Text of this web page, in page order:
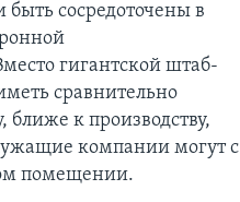
сосредоточены в
гигантской штаб-
сравнительно
ближе к производству,
компании могут с
помещении.